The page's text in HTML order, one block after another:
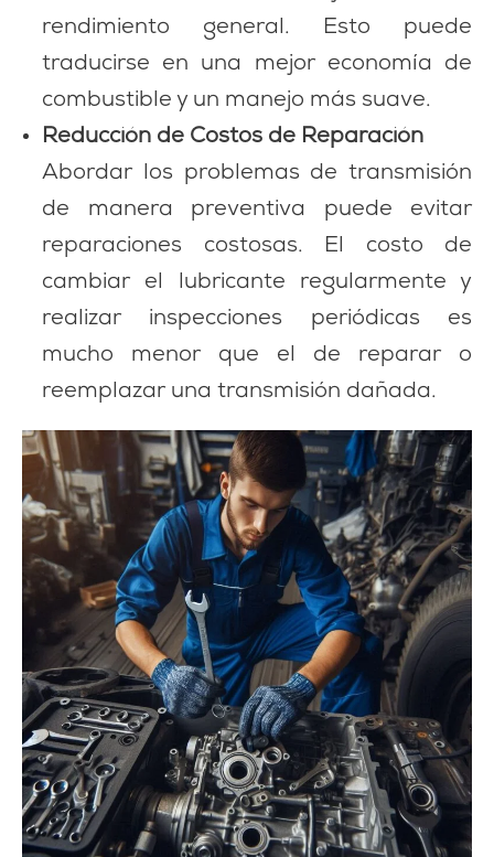
rendimiento general. Esto puede
traducirse en una mejor economía de
combustible y un manejo más suave.
Reducción de Costos de Reparación
Abordar los problemas de transmisión
de manera preventiva puede evitar
reparaciones costosas. El costo de
cambiar el lubricante regularmente y
realizar inspecciones periódicas es
mucho menor que el de reparar o
reemplazar una transmisión dañada.